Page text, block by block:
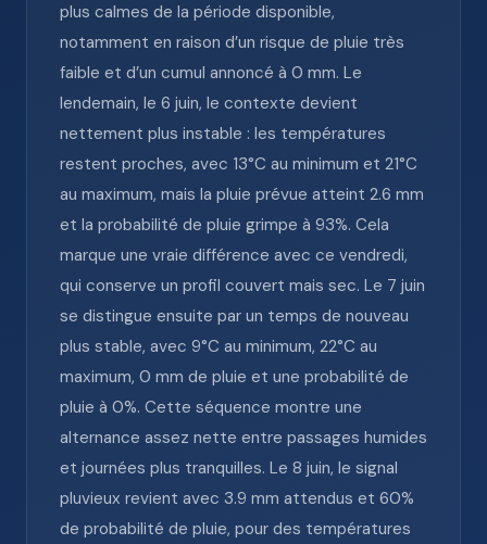
plus calmes de la période disponible,
notamment en raison d’un risque de pluie très
faible et d’un cumul annoncé à 0 mm. Le
lendemain, le 6 juin, le contexte devient
nettement plus instable : les températures
restent proches, avec 13°C au minimum et 21°C
au maximum, mais la pluie prévue atteint 2.6 mm
et la probabilité de pluie grimpe à 93%. Cela
marque une vraie différence avec ce vendredi,
qui conserve un profil couvert mais sec. Le 7 juin
se distingue ensuite par un temps de nouveau
plus stable, avec 9°C au minimum, 22°C au
maximum, 0 mm de pluie et une probabilité de
pluie à 0%. Cette séquence montre une
alternance assez nette entre passages humides
et journées plus tranquilles. Le 8 juin, le signal
pluvieux revient avec 3.9 mm attendus et 60%
de probabilité de pluie, pour des températures